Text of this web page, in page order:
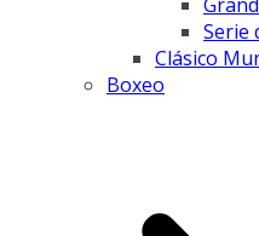
Serie
Clásico
Boxeo